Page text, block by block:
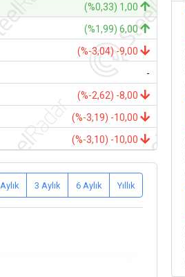
(%0,33) 1,00
(%1,99) 6,00
(%-3,04) -9,00
-
(%-2,62) -8,00
(%-3,19) -10,00
(%-3,10) -10,00
Aylık 3 Aylık 6 Aylık Yıllık